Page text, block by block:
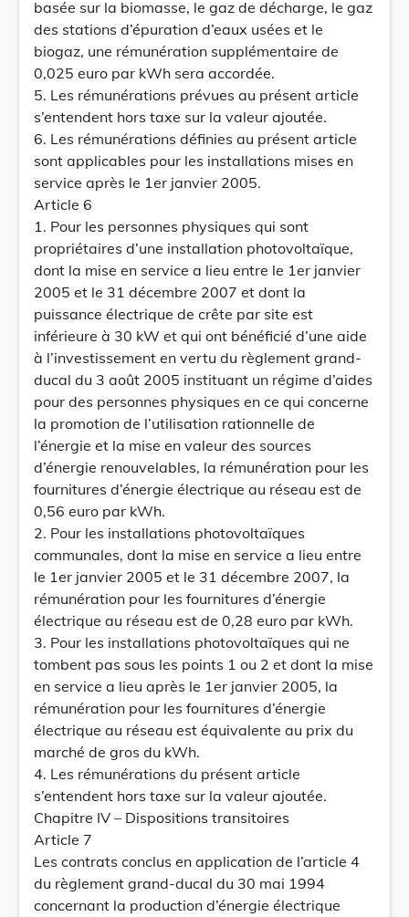
basée sur la biomasse, le gaz de décharge, le gaz
des stations d’épuration d’eaux usées et le
biogaz, une rémunération supplémentaire de
0,025 euro par kWh sera accordée.
5. Les rémunérations prévues au présent article
s’entendent hors taxe sur la valeur ajoutée.
6. Les rémunérations définies au présent article
sont applicables pour les installations mises en
service après le 1er janvier 2005.
Article 6
1. Pour les personnes physiques qui sont
propriétaires d’une installation photovoltaïque,
dont la mise en service a lieu entre le 1er janvier
2005 et le 31 décembre 2007 et dont la
puissance électrique de crête par site est
inférieure à 30 kW et qui ont bénéficié d’une aide
à l’investissement en vertu du règlement grand-
ducal du 3 août 2005 instituant un régime d’aides
pour des personnes physiques en ce qui concerne
la promotion de l’utilisation rationnelle de
l’énergie et la mise en valeur des sources
d’énergie renouvelables, la rémunération pour les
fournitures d’énergie électrique au réseau est de
0,56 euro par kWh.
2. Pour les installations photovoltaïques
communales, dont la mise en service a lieu entre
le 1er janvier 2005 et le 31 décembre 2007, la
rémunération pour les fournitures d’énergie
électrique au réseau est de 0,28 euro par kWh.
3. Pour les installations photovoltaïques qui ne
tombent pas sous les points 1 ou 2 et dont la mise
en service a lieu après le 1er janvier 2005, la
rémunération pour les fournitures d’énergie
électrique au réseau est équivalente au prix du
marché de gros du kWh.
4. Les rémunérations du présent article
s’entendent hors taxe sur la valeur ajoutée.
Chapitre IV – Dispositions transitoires
Article 7
Les contrats conclus en application de l’article 4
du règlement grand-ducal du 30 mai 1994
concernant la production d’énergie électrique